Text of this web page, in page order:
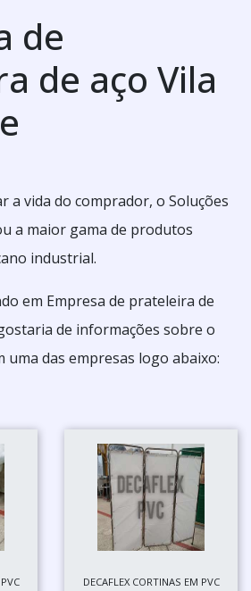
de
de aço Vila
a vida do comprador, o Soluções
a maior gama de produtos
industrial.
em Empresa de prateleira de
de informações sobre o
uma das empresas logo abaixo:
DECAFLEX CORTINAS EM PVC